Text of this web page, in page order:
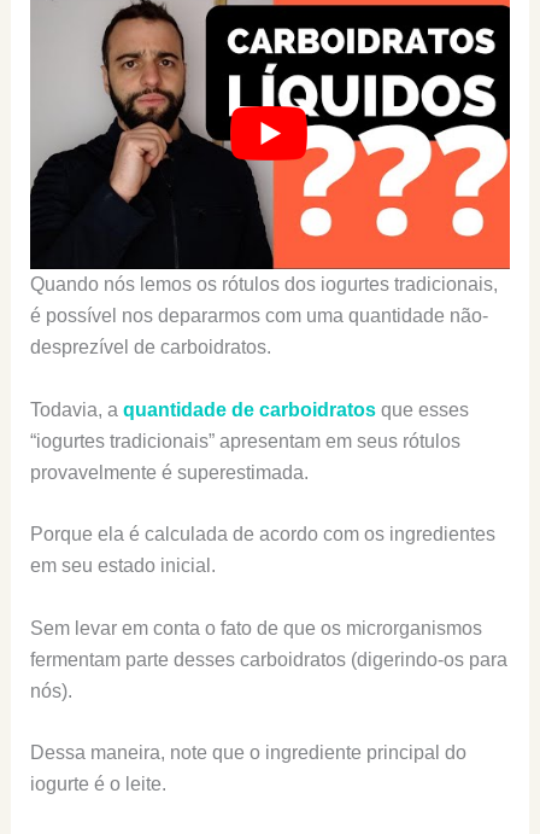
Quando nós lemos os rótulos dos iogurtes tradicionais,
é possível nos depararmos com uma quantidade não-
desprezível de carboidratos.
Todavia, a quantidade de carboidratosque esses
“iogurtes tradicionais” apresentam em seus rótulos
provavelmente é superestimada.
Porque ela é calculada de acordo com os ingredientes
em seu estado inicial.
Sem levar em conta o fato de que os microrganismos
fermentam parte desses carboidratos (digerindo-os para
nós).
Dessa maneira, note que o ingrediente principal do
iogurte é o leite.